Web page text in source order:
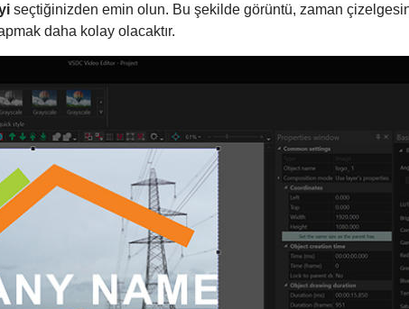
seçtiğinizden emin olun. Bu şekilde görüntü, zaman
daha kolay olacaktır.